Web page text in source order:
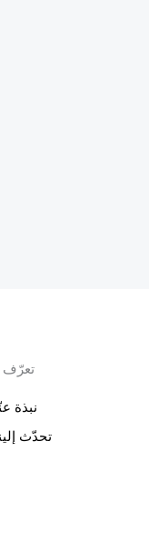
تعرّف
نبذة
تحدّث